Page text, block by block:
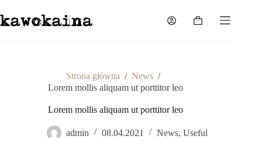
do
treści
Koszyk
Strona główna / News /
Lorem mollis aliquam ut porttitor leo
Lorem mollis aliquam ut porttitor leo
admin 08.04.2021 News, Useful